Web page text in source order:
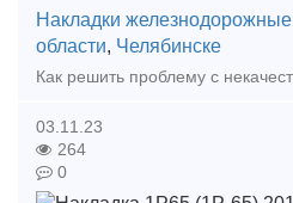
Накладки железнодорожные
области, Челябинске
03.11.23
264
0